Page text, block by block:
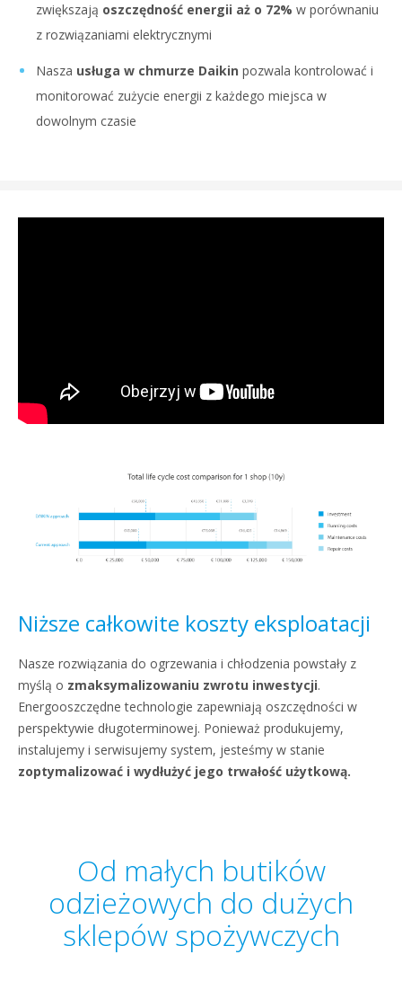
zwiększają oszczędność energii aż o 72% w porównaniu
z rozwiązaniami elektrycznymi
Nasza usługa w chmurze Daikin pozwala kontrolować i
monitorować zużycie energii z każdego miejsca w
dowolnym czasie
Niższe całkowite koszty eksploatacji
Nasze rozwiązania do ogrzewania i chłodzenia powstały z
myślą o zmaksymalizowaniu zwrotu inwestycji.
Energooszczędne technologie zapewniają oszczędności w
perspektywie długoterminowej. Ponieważ produkujemy,
instalujemy i serwisujemy system, jesteśmy w stanie
zoptymalizować i wydłużyć jego trwałość użytkową.
Od małych butików
odzieżowych do dużych
sklepów spożywczych